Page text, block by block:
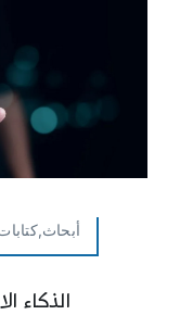
الذكاء